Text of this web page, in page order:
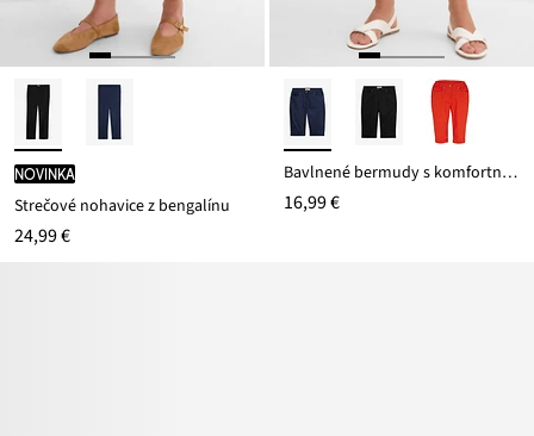
novinka
Strečové nohavice z bengalínu
24,99 €
Bavlnené bermudy s komfortným pásom z bavlneného mixu
16,99 €